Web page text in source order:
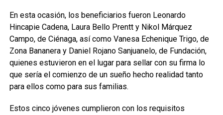
En esta ocasión, los beneficiarios fueron Leonardo
Hincapie Cadena, Laura Bello Prentt y Nikol Márquez
Campo, de Ciénaga, así como Vanesa Echenique Trigo, de
Zona Bananera y Daniel Rojano Sanjuanelo, de Fundación,
quienes estuvieron en el lugar para sellar con su firma lo
que sería el comienzo de un sueño hecho realidad tanto
para ellos como para sus familias.
Estos cinco jóvenes cumplieron con los requisitos